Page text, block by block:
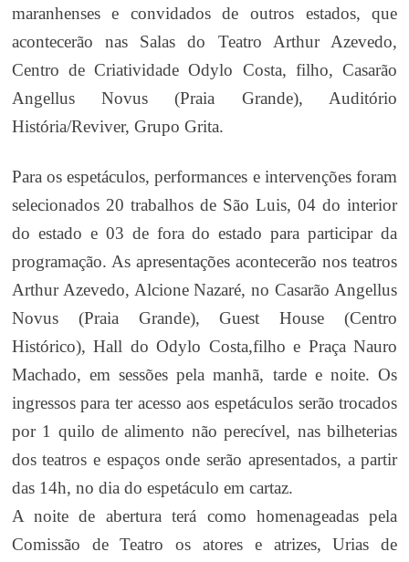
maranhenses e convidados de outros estados, que
acontecerão nas Salas do Teatro Arthur Azevedo,
Centro de Criatividade Odylo Costa, filho, Casarão
Angellus Novus (Praia Grande), Auditório
História/Reviver, Grupo Grita.
Para os espetáculos, performances e intervenções foram
selecionados 20 trabalhos de São Luis, 04 do interior
do estado e 03 de fora do estado para participar da
programação. As apresentações acontecerão nos teatros
Arthur Azevedo, Alcione Nazaré, no Casarão Angellus
Novus (Praia Grande), Guest House (Centro
Histórico), Hall do Odylo Costa,filho e Praça Nauro
Machado, em sessões pela manhã, tarde e noite. Os
ingressos para ter acesso aos espetáculos serão trocados
por 1 quilo de alimento não perecível, nas bilheterias
dos teatros e espaços onde serão apresentados, a partir
das 14h, no dia do espetáculo em cartaz.
A noite de abertura terá como homenageadas pela
Comissão de Teatro os atores e atrizes,Urias de